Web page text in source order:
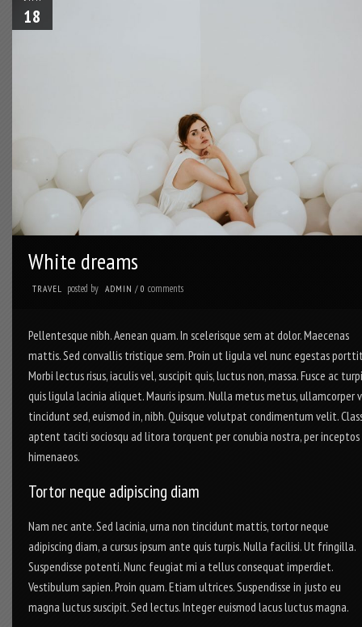
18
White dreams
TRAVEL posted by ADMIN / 0 comments
Pellentesque nibh. Aenean quam. In scelerisque sem at dolor. Maecenas
mattis. Sed convallis tristique sem. Proin ut ligula vel nunc egestas
Morbi lectus risus, iaculis vel, suscipit quis, luctus non, massa. Fusce ac
quis ligula lacinia aliquet. Mauris ipsum. Nulla metus metus, ullamcorper
tincidunt sed, euismod in, nibh. Quisque volutpat condimentum velit.
aptent taciti sociosqu ad litora torquent per conubia nostra, per inceptos
himenaeos.
Tortor neque adipiscing diam
Nam nec ante. Sed lacinia, urna non tincidunt mattis, tortor neque
adipiscing diam, a cursus ipsum ante quis turpis. Nulla facilisi. Ut fringilla.
Suspendisse potenti. Nunc feugiat mi a tellus consequat imperdiet.
Vestibulum sapien. Proin quam. Etiam ultrices. Suspendisse in justo eu
magna luctus suscipit. Sed lectus. Integer euismod lacus luctus magna.